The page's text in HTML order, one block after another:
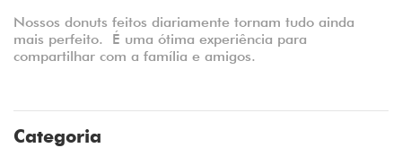
Nossos donuts feitos diariamente tornam tudo ainda
mais perfeito. É uma ótima experiência para
compartilhar com a família e amigos.
Categoria